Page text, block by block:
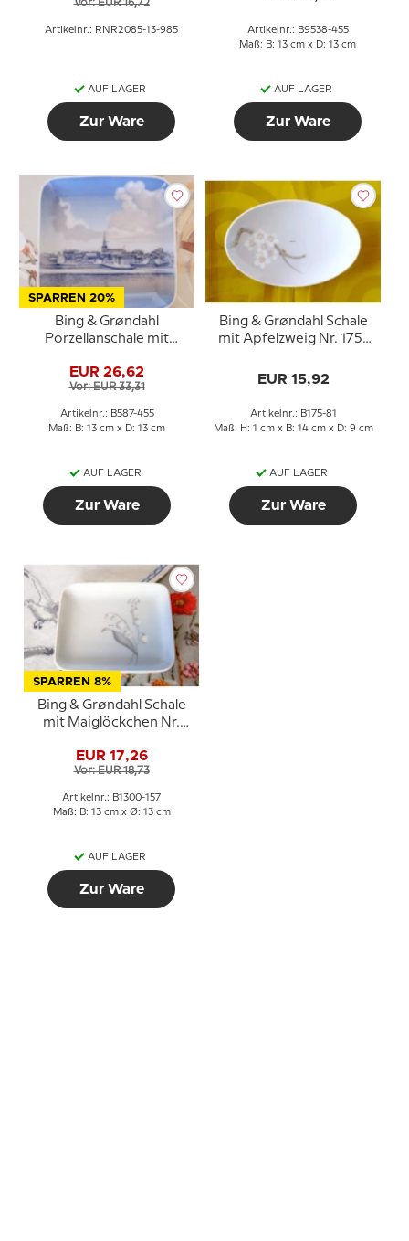
Vor: EUR 16,72
Artikelnr.: RNR2085-13-985
AUF LAGER
Zur Ware
Artikelnr.: B9538-455
Maß: B: 13 cm x D: 13 cm
AUF LAGER
Zur Ware
SPARREN 20%
Bing & Grøndahl
Porzellanschale mit
EUR 26,62
Vor: EUR 33,31
Artikelnr.: B587-455
Maß: B: 13 cm x D: 13 cm
AUF LAGER
Zur Ware
Bing & Grøndahl Schale
mit Apfelzweig Nr. 175-
EUR 15,92
Artikelnr.: B175-81
Maß: H: 1 cm x B: 14 cm x D: 9 cm
AUF LAGER
Zur Ware
SPARREN 8%
Bing & Grøndahl Schale
mit Maiglöckchen Nr.
EUR 17,26
Vor: EUR 18,73
Artikelnr.: B1300-157
Maß: B: 13 cm x Ø: 13 cm
AUF LAGER
Zur Ware